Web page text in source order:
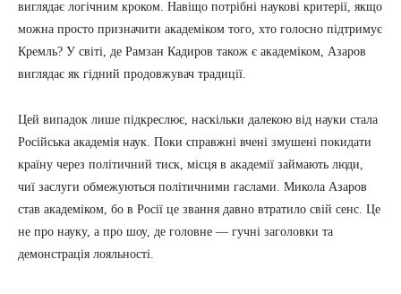
виглядає логічним кроком. Навіщо потрібні наукові критерії, якщо
можна просто призначити академіком того, хто голосно підтримує
Кремль? У світі, де Рамзан Кадиров також є академіком, Азаров
виглядає як гідний продовжувач традиції.
Цей випадок лише підкреслює, наскільки далекою від науки стала
Російська академія наук. Поки справжні вчені змушені покидати
країну через політичний тиск, місця в академії займають люди,
чиї заслуги обмежуються політичними гаслами. Микола Азаров
став академіком, бо в Росії це звання давно втратило свій сенс. Це
не про науку, а про шоу, де головне — гучні заголовки та
демонстрація лояльності.